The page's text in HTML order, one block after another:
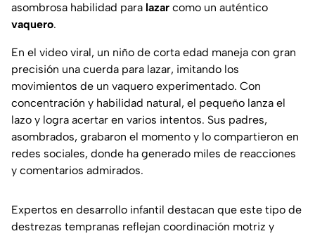
asombrosa habilidad para lazar como un auténtico
vaquero.
En el video viral, un niño de corta edad maneja con gran
precisión una cuerda para lazar, imitando los
movimientos de un vaquero experimentado. Con
concentración y habilidad natural, el pequeño lanza el
lazo y logra acertar en varios intentos. Sus padres,
asombrados, grabaron el momento y lo compartieron en
redes sociales, donde ha generado miles de reacciones
y comentarios admirados.
Expertos en desarrollo infantil destacan que este tipo de
destrezas tempranas reflejan coordinación motriz y